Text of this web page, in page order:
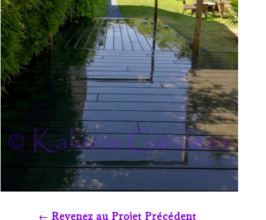
← Revenez au Projet Précédent